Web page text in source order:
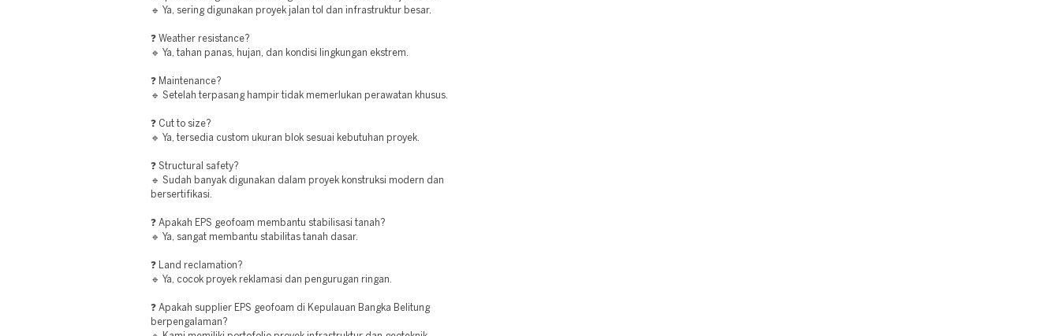
🔹 Ya, sering digunakan proyek jalan tol dan infrastruktur besar.
❓ Weather resistance?
🔹 Ya, tahan panas, hujan, dan kondisi lingkungan ekstrem.
❓ Maintenance?
🔹 Setelah terpasang hampir tidak memerlukan perawatan khusus.
❓ Cut to size?
🔹 Ya, tersedia custom ukuran blok sesuai kebutuhan proyek.
❓ Structural safety?
🔹 Sudah banyak digunakan dalam proyek konstruksi modern dan
bersertifikasi.
❓ Apakah EPS geofoam membantu stabilisasi tanah?
🔹 Ya, sangat membantu stabilitas tanah dasar.
❓ Land reclamation?
🔹 Ya, cocok proyek reklamasi dan pengurugan ringan.
❓ Apakah supplier EPS geofoam di Kepulauan Bangka Belitung
berpengalaman?